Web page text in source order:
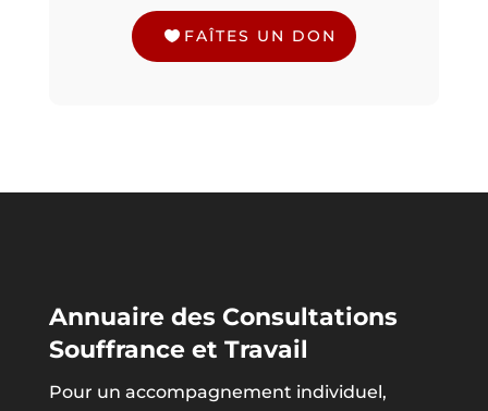
FAÎTES UN DON
Annuaire des Consultations
Souffrance et Travail
Pour un accompagnement individuel,